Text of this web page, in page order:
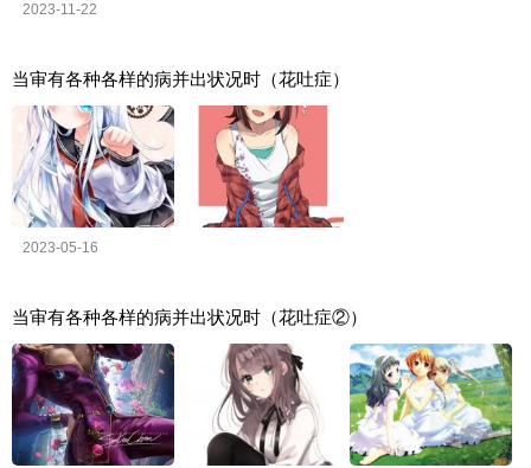
2023-11-22
当审有各种各样的病并出状况时（花吐症）
2023-05-16
当审有各种各样的病并出状况时（花吐症②）